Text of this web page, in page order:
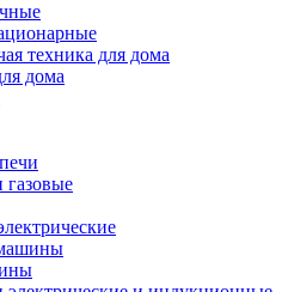
техника для дома
дома